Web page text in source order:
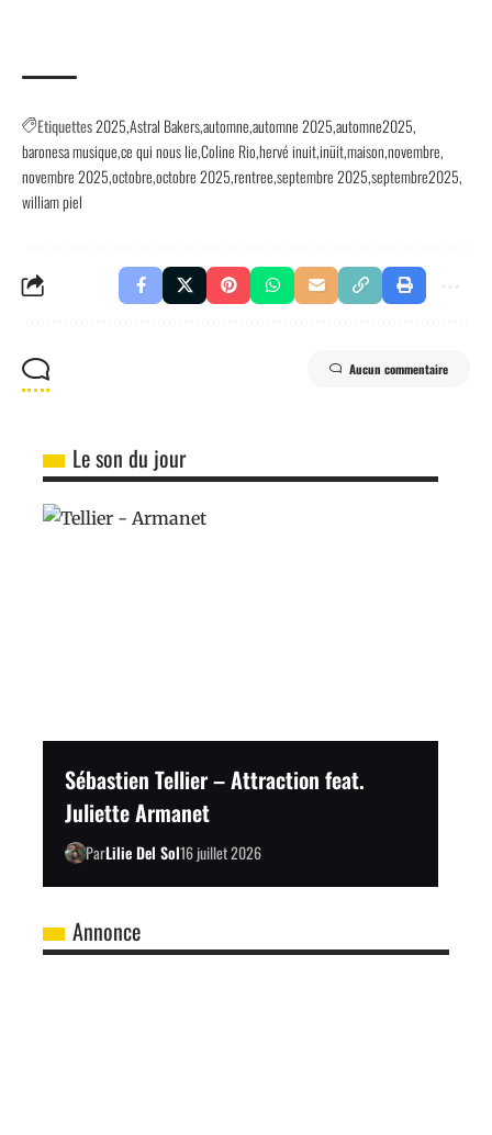
Etiquettes2025Astral Bakersautomneautomne 2025automne2025
baronesa musiquece qui nous lieColine Riohervé inuitinüitmaisonnovembre
novembre 2025octobreoctobre 2025rentreeseptembre 2025septembre2025
william piel
Aucun commentaire
Le son du jour
Sébastien Tellier – Attraction feat.
Juliette Armanet
ParLilie Del Sol16 juillet 2026
Annonce